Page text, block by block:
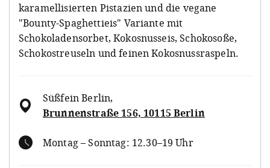
karamellisierten Pistazien und die vegane
"Bounty-Spaghettieis" Variante mit
Schokoladensorbet, Kokosnusseis, Schokosoße,
Schokostreuseln und feinen Kokosnussraspeln.
Süßfein Berlin,
Brunnenstraße 156, 10115 Berlin
Montag – Sonntag: 12.30–19 Uhr